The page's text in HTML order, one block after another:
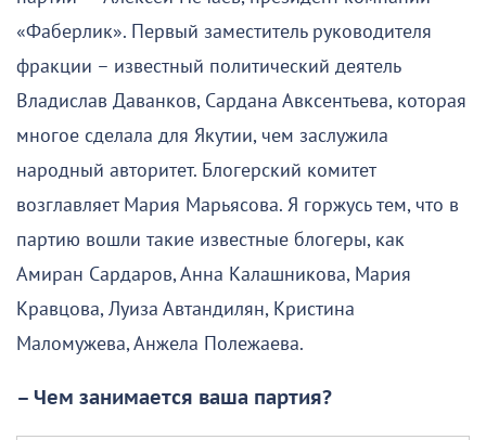
«Фаберлик». Первый заместитель руководителя
фракции – известный политический деятель
Владислав Даванков, Сардана Авксентьева, которая
многое сделала для Якутии, чем заслужила
народный авторитет. Блогерский комитет
возглавляет Мария Марьясова. Я горжусь тем, что в
партию вошли такие известные блогеры, как
Амиран Сардаров, Анна Калашникова, Мария
Кравцова, Луиза Автандилян, Кристина
Маломужева, Анжела Полежаева.
– Чем занимается ваша партия?